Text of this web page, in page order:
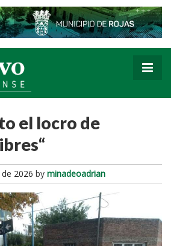
el locro de
2026 by minadeoadrian